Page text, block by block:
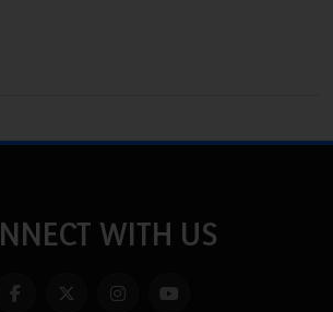
WITH US